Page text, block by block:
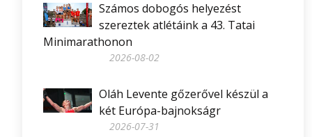
Számos dobogós helyezést
szereztek atlétáink a 43. Tatai
Minimarathonon
2026-08-02
Oláh Levente gőzerővel készül a
két Európa-bajnokságr
2026-07-31